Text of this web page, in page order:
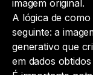
imagem original.
A lógica de
seguinte: a
generativo que
em dados